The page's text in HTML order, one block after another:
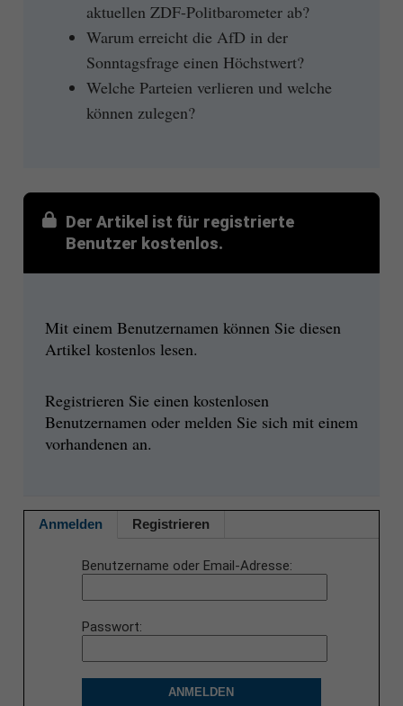
aktuellen ZDF-Politbarometer ab?
Warum erreicht die AfD in der
Sonntagsfrage einen Höchstwert?
Welche Parteien verlieren und welche
können zulegen?
Der Artikel ist für registrierte
Benutzer kostenlos.
Mit einem Benutzernamen können Sie diesen
Artikel kostenlos lesen.
Registrieren Sie einen kostenlosen
Benutzernamen oder melden Sie sich mit einem
vorhandenen an.
Anmelden Registrieren
Benutzername oder Email-Adresse
Passwort
ANMELDEN